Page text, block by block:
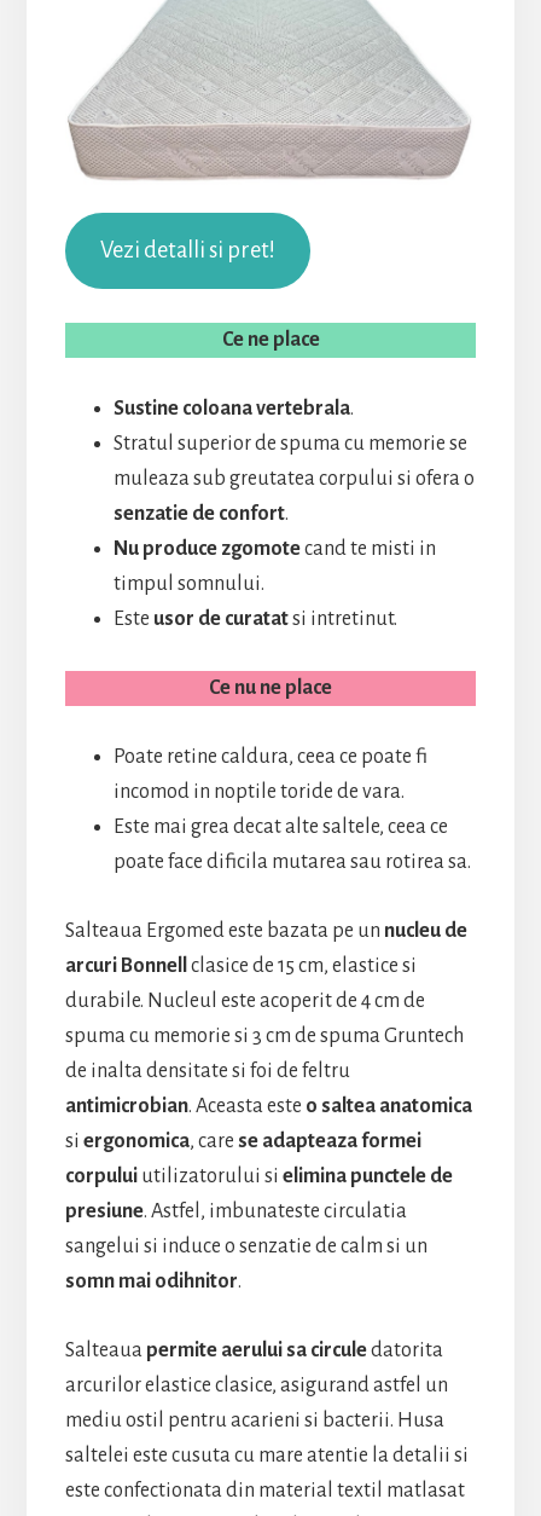
Vezi detalli si pret!
Ce ne place
Sustine coloana vertebrala.
Stratul superior de spuma cu memorie se
muleaza sub greutatea corpului si ofera o
senzatie de confort.
Nu produce zgomotecand te misti in
timpul somnului.
Este usor de curatatsi intretinut.
Ce nu ne place
Poate retine caldura, ceea ce poate fi
incomod in noptile toride de vara.
Este mai grea decat alte saltele, ceea ce
poate face dificila mutarea sau rotirea sa.
Salteaua Ergomed este bazata pe un nucleu de
arcuri Bonnell
clasice de 15 cm, elastice si
durabile. Nucleul este acoperit de 4 cm de
spuma cu memorie si 3 cm de spuma Gruntech
de inalta densitate si foi de feltru
antimicrobian. Aceasta este o saltea anatomica
si ergonomica, care se adapteaza formei
corpului utilizatorului si elimina punctele de
presiune. Astfel, imbunateste circulatia
sangelui si induce o senzatie de calm si un
somn mai odihnitor.
Salteaua permite aerului sa circuledatorita
arcurilor elastice clasice, asigurand astfel un
mediu ostil pentru acarieni si bacterii. Husa
saltelei este cusuta cu mare atentie la detalii si
este confectionata din material textil matlasat